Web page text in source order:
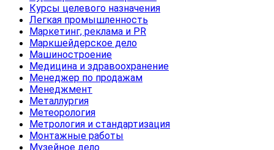
Курсы целевого назначения
Легкая промышленность
Маркетинг, реклама и PR
Маркшейдерское дело
Машиностроение
Медицина и здравоохранение
Менеджер по продажам
Менеджмент
Металлургия
Метеорология
Метрология и стандартизация
Монтажные работы
Музейное дело